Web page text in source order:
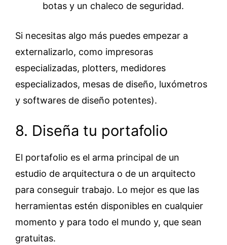
botas y un chaleco de seguridad.
Si necesitas algo más puedes empezar a
externalizarlo, como impresoras
especializadas, plotters, medidores
especializados, mesas de diseño, luxómetros
y softwares de diseño potentes).
8. Diseña tu portafolio
El portafolio es el arma principal de un
estudio de arquitectura o de un arquitecto
para conseguir trabajo. Lo mejor es que las
herramientas estén disponibles en cualquier
momento y para todo el mundo y, que sean
gratuitas.